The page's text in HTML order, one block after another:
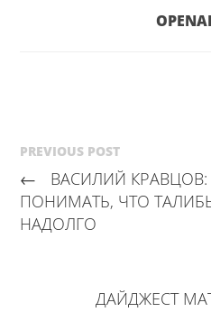
PREVIOUS POST
←
ВАСИЛИЙ
ПОНИМАТЬ, ЧТО
НАДОЛГО
ДАЙДЖЕСТ